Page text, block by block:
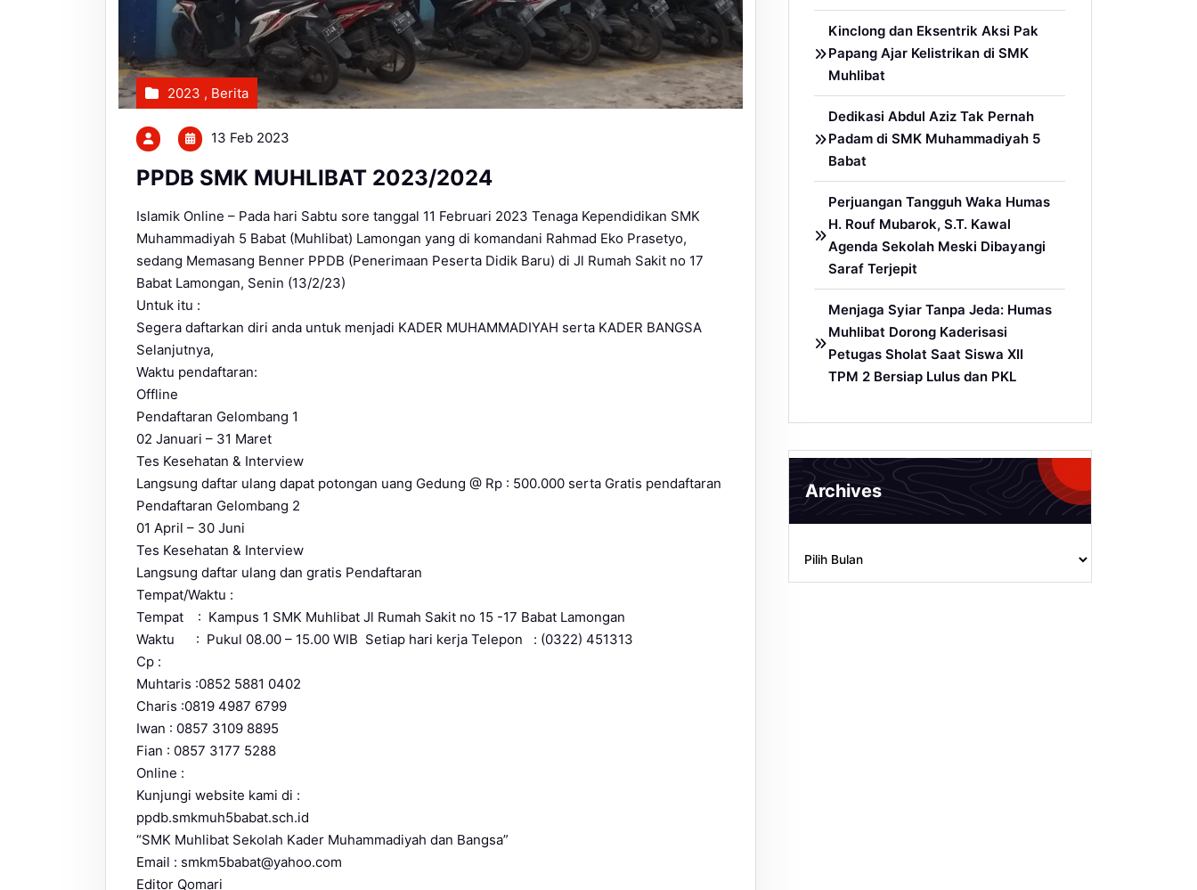
2023 , Berita
13 Feb 2023
PPDB SMK MUHLIBAT 2023/2024
Islamik Online – Pada hari Sabtu sore tanggal 11 Februari 2023 Tenaga Kependidikan SMK
Muhammadiyah 5 Babat (Muhlibat) Lamongan yang di komandani Rahmad Eko Prasetyo,
sedang Memasang Benner PPDB (Penerimaan Peserta Didik Baru) di Jl Rumah Sakit no 17
Babat Lamongan, Senin (13/2/23)
Untuk itu :
Segera daftarkan diri anda untuk menjadi KADER MUHAMMADIYAH serta KADER BANGSA
Selanjutnya,
Waktu pendaftaran:
Offline
Pendaftaran Gelombang 1
02 Januari – 31 Maret
Tes Kesehatan & Interview
Langsung daftar ulang dapat potongan uang Gedung @ Rp : 500.000 serta Gratis pendaftaran
Pendaftaran Gelombang 2
01 April – 30 Juni
Tes Kesehatan & Interview
Langsung daftar ulang dan gratis Pendaftaran
Tempat/Waktu :
Tempat : Kampus 1 SMK Muhlibat Jl Rumah Sakit no 15 -17 Babat Lamongan
Waktu : Pukul 08.00 – 15.00 WIB Setiap hari kerja Telepon : (0322) 451313
Cp :
Muhtaris :0852 5881 0402
Charis :0819 4987 6799
Iwan : 0857 3109 8895
Fian : 0857 3177 5288
Online :
Kunjungi website kami di :
ppdb.smkmuh5babat.sch.id
“SMK Muhlibat Sekolah Kader Muhammadiyah dan Bangsa”
Email : smkm5babat@yahoo.com
Editor Qomari
Kinclong dan Eksentrik Aksi Pak
Papang Ajar Kelistrikan di SMK
Muhlibat
Dedikasi Abdul Aziz Tak Pernah
Padam di SMK Muhammadiyah 5
Babat
Perjuangan Tangguh Waka Humas
H. Rouf Mubarok, S.T. Kawal
Agenda Sekolah Meski Dibayangi
Saraf Terjepit
Menjaga Syiar Tanpa Jeda: Humas
Muhlibat Dorong Kaderisasi
Petugas Sholat Saat Siswa XII
TPM 2 Bersiap Lulus dan PKL
Archives